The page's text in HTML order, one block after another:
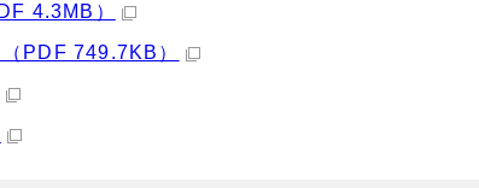
4.3MB）
PDF 749.7KB）